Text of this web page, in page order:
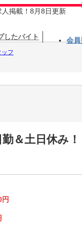
人掲載！8月8日更新
したバイト 会員
フ
＆土日休み！